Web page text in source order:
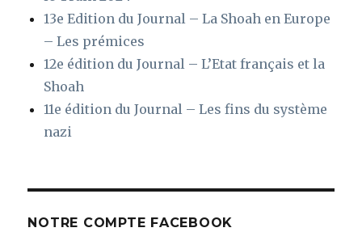
13e Edition du Journal – La Shoah en Europe
– Les prémices
12e édition du Journal – L’Etat français et la
Shoah
11e édition du Journal – Les fins du système
nazi
NOTRE COMPTE FACEBOOK